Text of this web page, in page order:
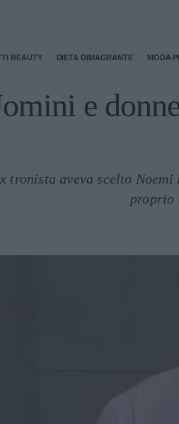
BEAUTY DIETA DIMAGRANTE MODA
e
tronista aveva scelto
proprio